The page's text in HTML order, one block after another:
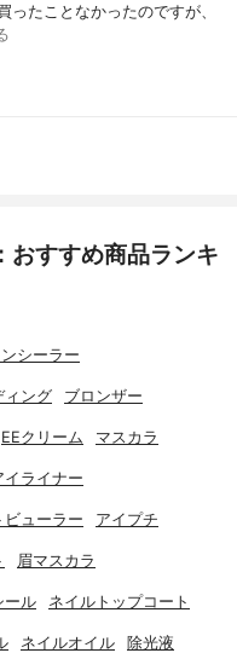
たことなかったのですが、
おすすめ商品ランキ
ンシーラー
ィング ブロンザー
EEクリーム マスカラ
イライナー
ビューラー アイプチ
眉マスカラ
ール ネイルトップコート
ネイルオイル 除光液